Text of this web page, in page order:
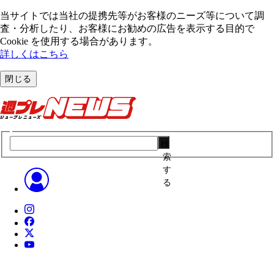
当サイトでは当社の提携先等がお客様のニーズ等について調
査・分析したり、お客様にお勧めの広告を表⽰する⽬的で
Cookie を使⽤する場合があります。
詳しくはこちら
閉じる
索
す
る